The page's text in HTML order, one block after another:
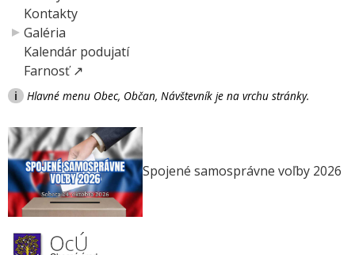
Kontakty
Galéria
Kalendár podujatí
Farnosť ↗
i Hlavné menu Obec, Občan, Návštevník je na vrchu stránky.
Spojené samosprávne voľby 2026